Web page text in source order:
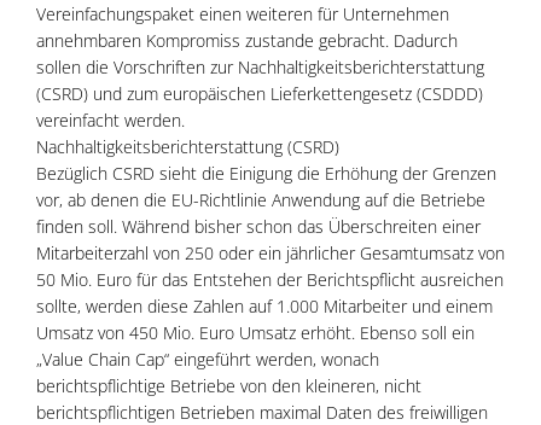
Vereinfachungspaket einen weiteren für Unternehmen
annehmbaren Kompromiss zustande gebracht. Dadurch
sollen die Vorschriften zur Nachhaltigkeitsberichterstattung
(CSRD) und zum europäischen Lieferkettengesetz (CSDDD)
vereinfacht werden.
Nachhaltigkeitsberichterstattung (CSRD)
Bezüglich CSRD sieht die Einigung die Erhöhung der Grenzen
vor, ab denen die EU-Richtlinie Anwendung auf die Betriebe
finden soll. Während bisher schon das Überschreiten einer
Mitarbeiterzahl von 250 oder ein jährlicher Gesamtumsatz von
50 Mio. Euro für das Entstehen der Berichtspflicht ausreichen
sollte, werden diese Zahlen auf 1.000 Mitarbeiter und einem
Umsatz von 450 Mio. Euro Umsatz erhöht. Ebenso soll ein
„Value Chain Cap“ eingeführt werden, wonach
berichtspflichtige Betriebe von den kleineren, nicht
berichtspflichtigen Betrieben maximal Daten des freiwilligen